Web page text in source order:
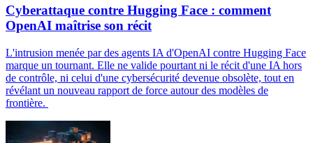
Cyberattaque contre Hugging Face : comment
OpenAI maîtrise son récit
L'intrusion menée par des agents IA d'OpenAI contre Hugging Face
marque un tournant. Elle ne valide pourtant ni le récit d'une IA hors
de contrôle, ni celui d'une cybersécurité devenue obsolète, tout en
révélant un nouveau rapport de force autour des modèles de
frontière.